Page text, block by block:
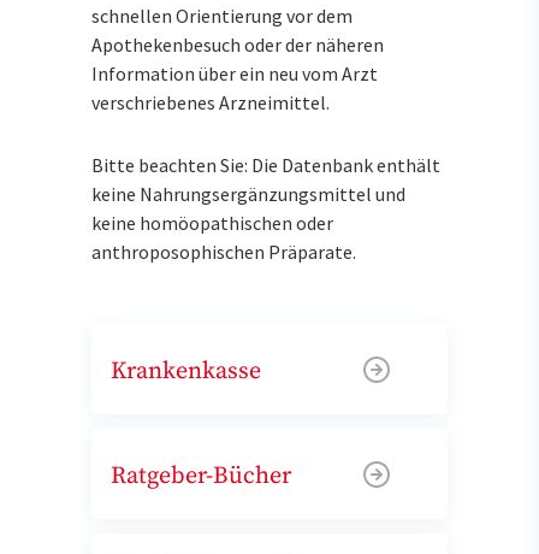
schnellen Orientierung vor dem
Apothekenbesuch oder der näheren
Information über ein neu vom Arzt
verschriebenes Arzneimittel.
Bitte beachten Sie: Die Datenbank enthält
keine Nahrungsergänzungsmittel und
keine homöopathischen oder
anthroposophischen Präparate.
Krankenkasse
Ratgeber-Bücher